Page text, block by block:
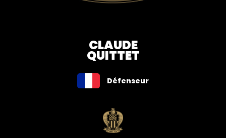
CLAUDE
QUITTET
Défenseur